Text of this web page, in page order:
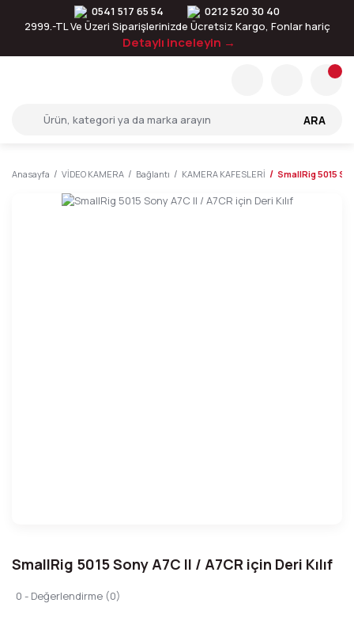
0541 517 65 54
0212 520 30 40
2999.-TL Ve Üzeri Siparişlerinizde Ücretsiz Kargo, Fonlar hariç
Detaylı inceleyin →
ARA
Anasayfa VİDEO KAMERA Bağlantı KAMERA KAFESLERİ SmallRig 5015
SmallRig 5015 Sony A7C II / A7CR için Deri Kılıf
0 - Değerlendirme (0)